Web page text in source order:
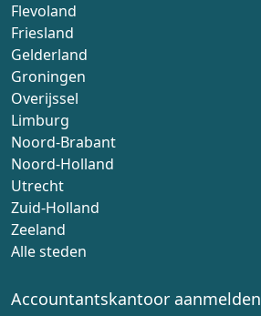
Flevoland
Friesland
Gelderland
Groningen
Overijssel
Limburg
Noord-Brabant
Noord-Holland
Utrecht
Zuid-Holland
Zeeland
Alle steden
Accountantskantoor aanmelden